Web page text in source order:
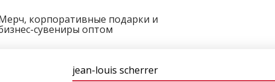
корпоративные подарки и
сувениры оптом